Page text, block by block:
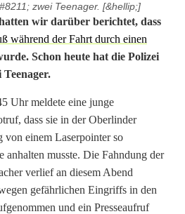
zwei Teenager. [&hellip;]
wir darüber berichtet, dass
während der Fahrt durch einen
Schon heute hat die Polizei
Teenager.
Uhr meldete eine junge
dass sie in der Oberlinder
von einem Laserpointer so
anhalten musste. Die Fahndung der
verlief an diesem Abend
gefährlichen Eingriffs in den
und ein Presseaufruf